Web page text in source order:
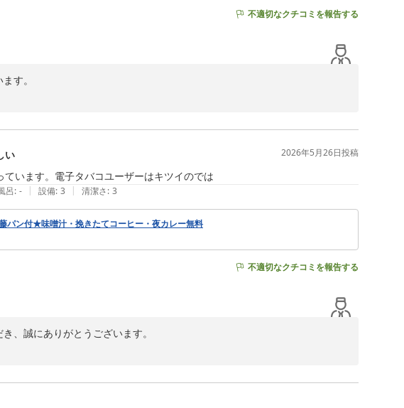
不適切なクチコミを報告する
す。
下さり、ありがとうございます。
、チェックイン初日にご当地パンのプレゼント、フロント脇にて展開中の
クのお味噌汁は、最高のお供の様でございます。ご利用して下さっている
、スタッフも安堵しておりました。
賑わいを見せております。当館より車でのご移動の場合は、約15分程。中
ます。ご来店のお客様よりご質問がある際は、スタッフが説明できる様準
たく思っておりました。
の点でも評価を頂ける様、精進して参ります。
い 2026年5月26日投稿
います。電子タバコユーザーはキツイのでは
呂: - | 設備: 3 | 清潔さ: 3
ン付★味噌汁・挽きたてコーヒー・夜カレー無料
不適切なクチコミを報告する
、誠にありがとうございます。
に申し訳ございません。
て参ります。